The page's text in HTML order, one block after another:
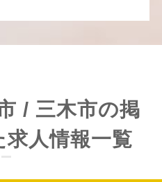
/ 三木市の掲
人情報一覧